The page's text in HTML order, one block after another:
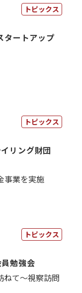
トピックス
タートアップ
トピックス
イリング財団
事業を実施
トピックス
勉強会
ねて～視察訪問